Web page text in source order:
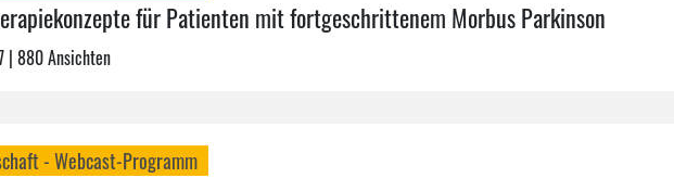
für Patienten mit fortgeschrittenem Morbus Parkinson
| 880 Ansichten
- Webcast-Programm